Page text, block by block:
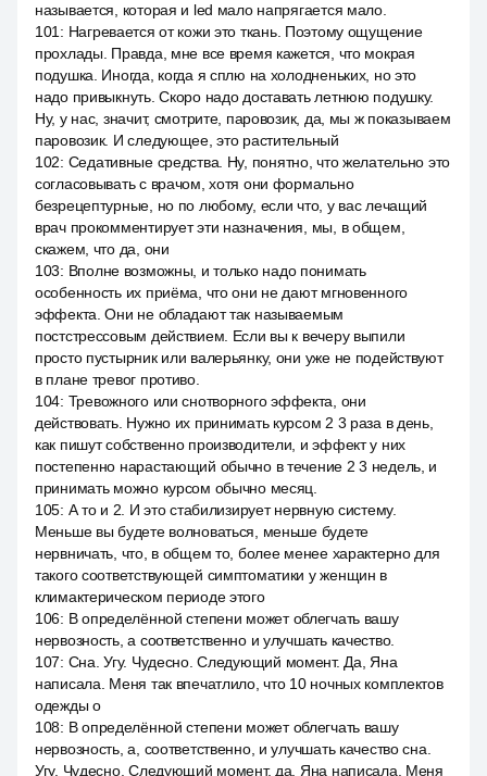
называется, которая и led мало напрягается мало.
101 : Нагревается от кожи это ткань. Поэтому ощущение
прохлады. Правда, мне все время кажется, что мокрая
подушка. Иногда, когда я сплю на холодненьких, но это
надо привыкнуть. Скоро надо доставать летнюю подушку.
Ну, у нас, значит, смотрите, паровозик, да, мы ж показываем
паровозик. И следующее, это растительный
102: Седативные средства. Ну, понятно, что желательно это
согласовывать с врачом, хотя они формально
безрецептурные, но по любому, если что, у вас лечащий
врач прокомментирует эти назначения, мы, в общем,
скажем, что да, они
103: Вполне возможны, и только надо понимать
особенность их приёма, что они не дают мгновенного
эффекта. Они не обладают так называемым
постстрессовым действием. Если вы к вечеру выпили
просто пустырник или валерьянку, они уже не подействуют
в плане тревог противо.
104: Тревожного или снотворного эффекта, они
действовать. Нужно их принимать курсом 2 3 раза в день,
как пишут собственно производители, и эффект у них
постепенно нарастающий обычно в течение 2 3 недель, и
принимать можно курсом обычно месяц.
105: А то и 2. И это стабилизирует нервную систему.
Меньше вы будете волноваться, меньше будете
нервничать, что, в общем то, более менее характерно для
такого соответствующей симптоматики у женщин в
климактерическом периоде этого
106: В определённой степени может облегчать вашу
нервозность, а соответственно и улучшать качество.
107: Сна. Угу. Чудесно. Следующий момент. Да, Яна
написала. Меня так впечатлило, что 10 ночных комплектов
одежды о
108: В определённой степени может облегчать вашу
нервозность, а, соответственно, и улучшать качество сна.
Угу. Чудесно. Следующий момент, да, Яна написала. Меня